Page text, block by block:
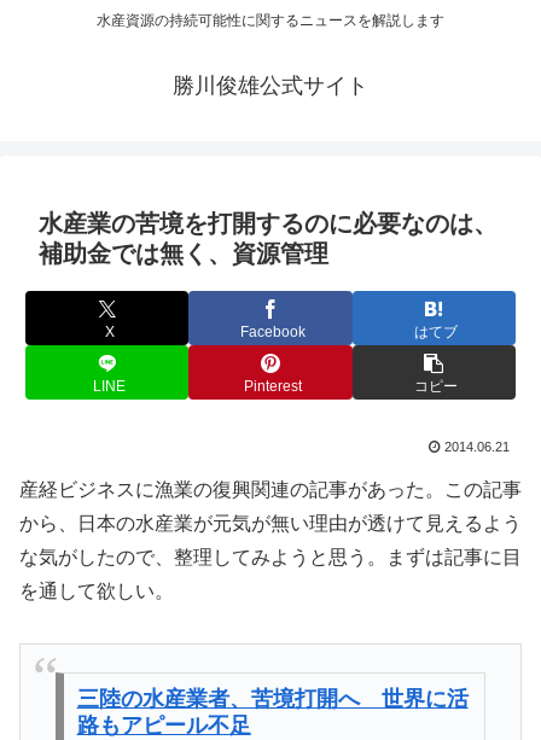
水産資源の持続可能性に関するニュースを解説します
勝川俊雄公式サイト
水産業の苦境を打開するのに必要なのは、
補助金では無く、資源管理
X Facebook はてブ
LINE Pinterest コピー
2014.06.21
産経ビジネスに漁業の復興関連の記事があった。この記事
から、日本の水産業が元気が無い理由が透けて見えるよう
な気がしたので、整理してみようと思う。まずは記事に目
を通して欲しい。
三陸の水産業者、苦境打開へ 世界に活
路もアピール不足